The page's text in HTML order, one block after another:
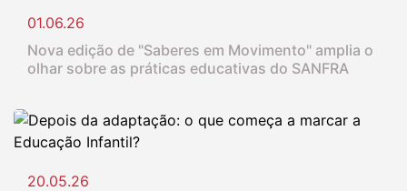
01.06.26
Nova edição de "Saberes em Movimento" amplia o
olhar sobre as práticas educativas do SANFRA
20.05.26